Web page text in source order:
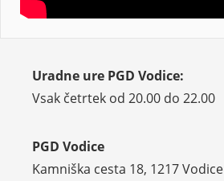
Uradne ure PGD Vodice:
Vsak četrtek od 20.00 do 22.00
PGD Vodice
Kamniška cesta 18, 1217 Vodice